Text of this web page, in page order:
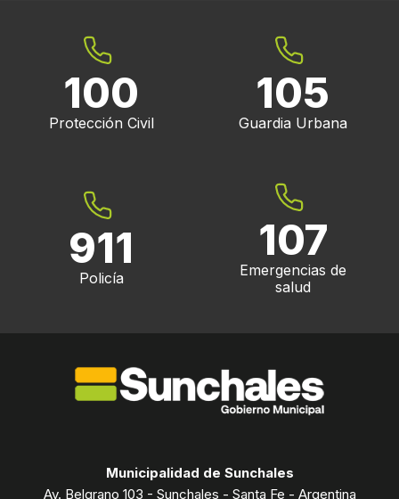
100
Protección Civil
105
Guardia Urbana
911
Policía
107
Emergencias de
salud
Municipalidad de Sunchales
Av. Belgrano 103 - Sunchales - Santa Fe - Argentina